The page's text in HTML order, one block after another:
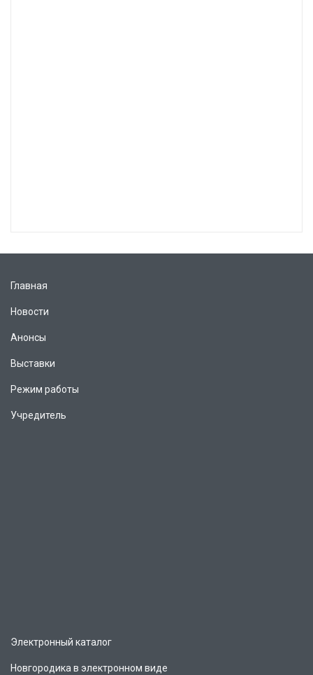
Главная
Новости
Анонсы
Выставки
Режим работы
Учредитель
Электронный каталог
Новгородика в электронном виде